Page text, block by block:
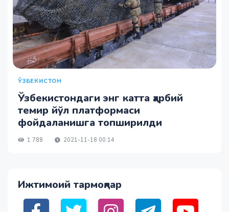
ЎЗБЕКИСТОН
Ўзбекистондаги энг катта ҳарбий
темир йўл платформаси
фойдаланишга топширилди
1 788 2021-11-18 00:14
Ижтимоий тармоқлар